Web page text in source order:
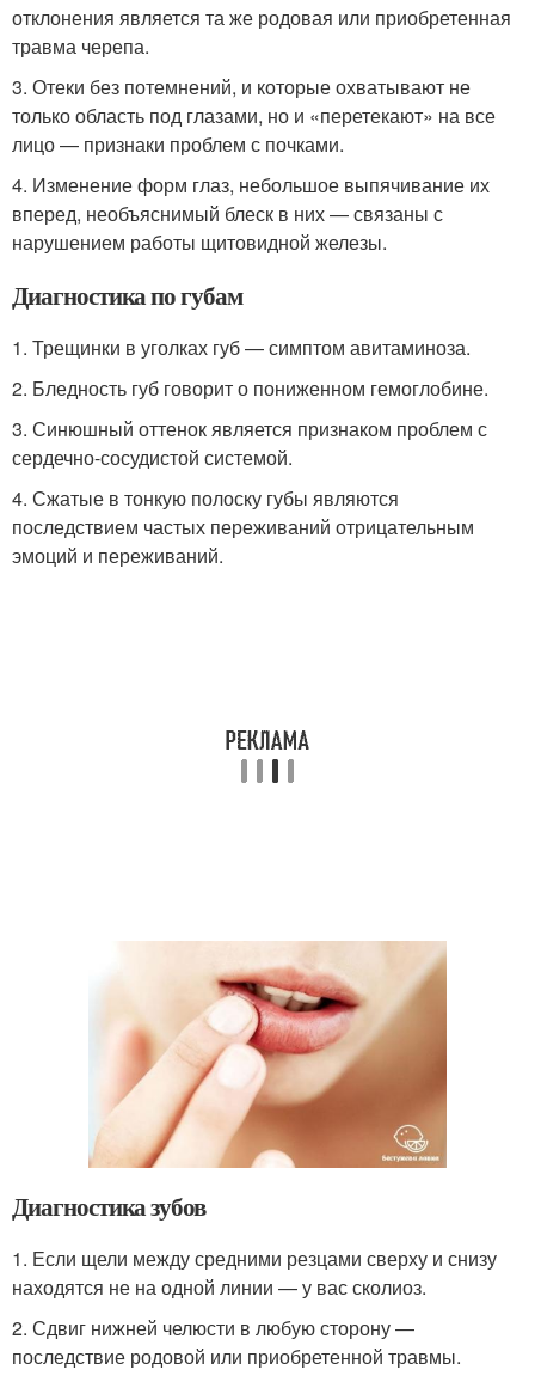
отклонения является та же родовая или приобретенная
травма черепа.
3. Отеки без потемнений, и которые охватывают не
только область под глазами, но и «перетекают» на все
лицо — признаки проблем с почками.
4. Изменение форм глаз, небольшое выпячивание их
вперед, необъяснимый блеск в них — связаны с
нарушением работы щитовидной железы.
Диагностика по губам
1. Трещинки в уголках губ — симптом авитаминоза.
2. Бледность губ говорит о пониженном гемоглобине.
3. Синюшный оттенок является признаком проблем с
сердечно-сосудистой системой.
4. Сжатые в тонкую полоску губы являются
последствием частых переживаний отрицательным
эмоций и переживаний.
Диагностика зубов
1. Если щели между средними резцами сверху и снизу
находятся не на одной линии — у вас сколиоз.
2. Сдвиг нижней челюсти в любую сторону —
последствие родовой или приобретенной травмы.